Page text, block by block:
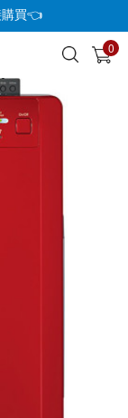
買👈
0
查看